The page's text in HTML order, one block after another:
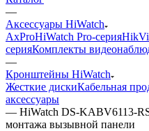
—
Аксессуары HiWatch
AxProHiWatch Pro-серия
серияКомплекты
—
Кронштейны HiWatch
Жесткие дискиКабельная
аксессуары
— HiWatch DS-KABV6113-
монтажа вызывной панели